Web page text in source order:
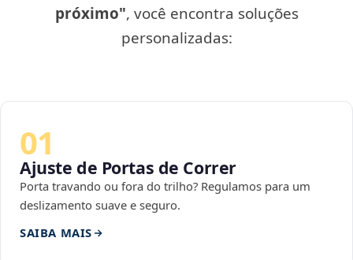
próximo", você encontra soluções
personalizadas:
01
Ajuste de Portas de Correr
Porta travando ou fora do trilho? Regulamos para um
deslizamento suave e seguro.
SAIBA MAIS